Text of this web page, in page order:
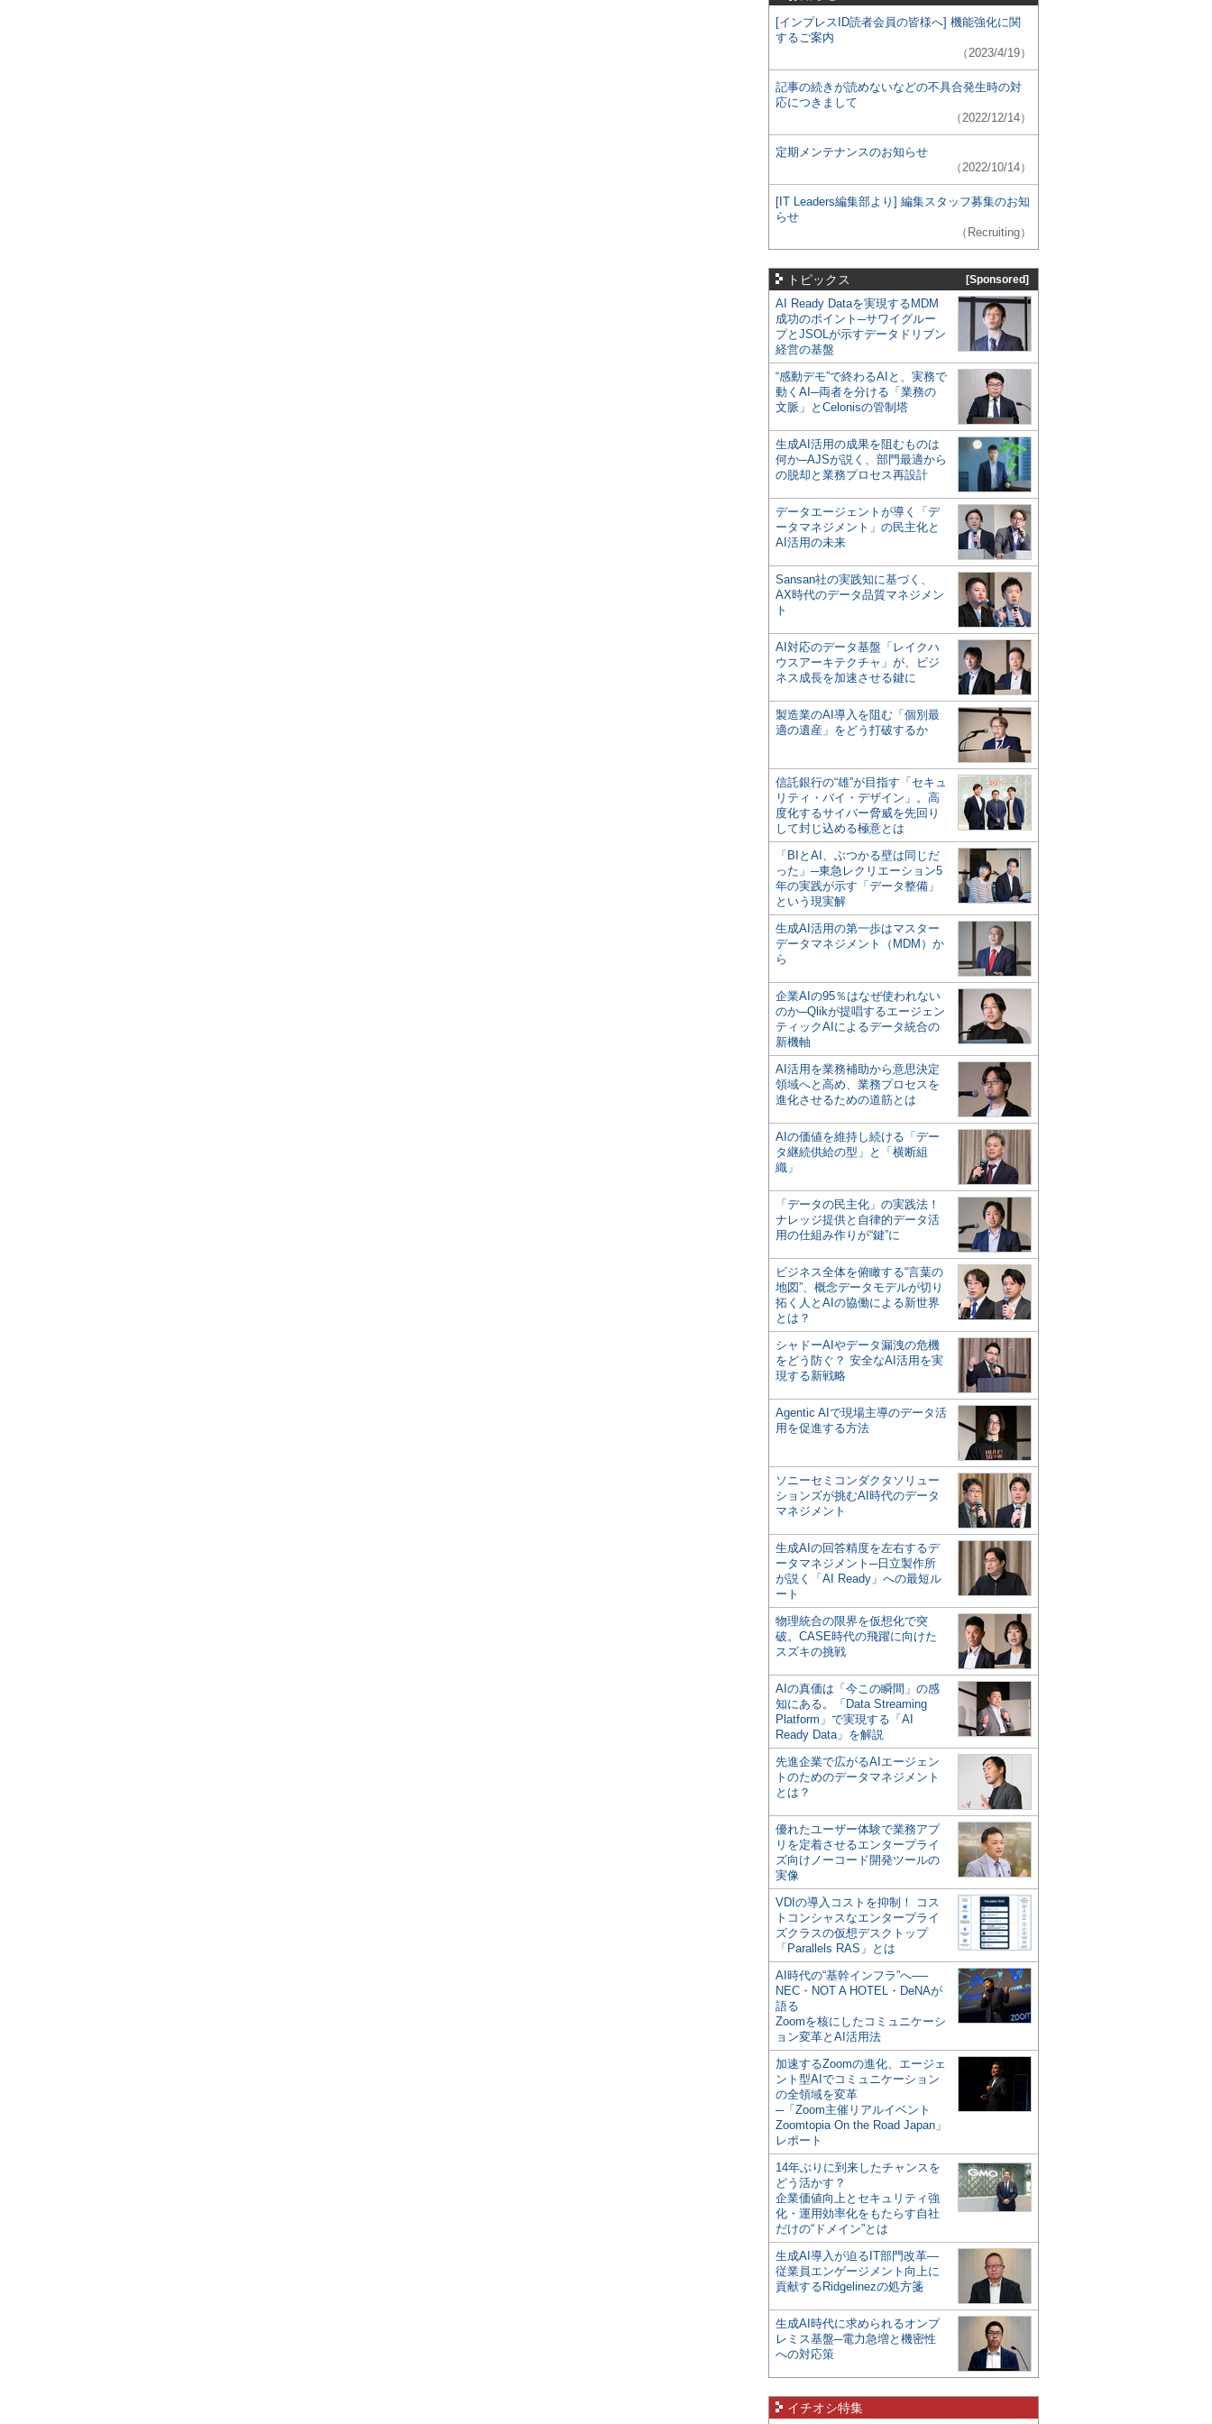
[インプレスID読者会員の皆様へ] 機能強化に関
するご案内
（2023/4/19）
記事の続きが読めないなどの不具合発生時の対
応につきまして
（2022/12/14）
定期メンテナンスのお知らせ
（2022/10/14）
[IT Leaders編集部より] 編集スタッフ募集のお知
らせ
（Recruiting）
トピックス [Sponsored]
AI Ready Dataを実現するMDM
成功のポイント─サワイグルー
プとJSOLが示すデータドリブン
経営の基盤
“感動デモ”で終わるAIと、実務で
動くAI─両者を分ける「業務の
文脈」とCelonisの管制塔
生成AI活用の成果を阻むものは
何か─AJSが説く、部門最適から
の脱却と業務プロセス再設計
データエージェントが導く「デ
ータマネジメント」の民主化と
AI活用の未来
Sansan社の実践知に基づく、
AX時代のデータ品質マネジメン
ト
AI対応のデータ基盤「レイクハ
ウスアーキテクチャ」が、ビジ
ネス成長を加速させる鍵に
製造業のAI導入を阻む「個別最
適の遺産」をどう打破するか
信託銀行の“雄”が目指す「セキュ
リティ・バイ・デザイン」。高
度化するサイバー脅威を先回り
して封じ込める極意とは
「BIとAI、ぶつかる壁は同じだ
った」─東急レクリエーション5
年の実践が示す「データ整備」
という現実解
生成AI活用の第一歩はマスター
データマネジメント（MDM）か
ら
企業AIの95％はなぜ使われない
のか─Qlikが提唱するエージェン
ティックAIによるデータ統合の
新機軸
AI活用を業務補助から意思決定
領域へと高め、業務プロセスを
進化させるための道筋とは
AIの価値を維持し続ける「デー
タ継続供給の型」と「横断組
織」
「データの民主化」の実践法！
ナレッジ提供と自律的データ活
用の仕組み作りが“鍵”に
ビジネス全体を俯瞰する“言葉の
地図”、概念データモデルが切り
拓く人とAIの協働による新世界
とは？
シャドーAIやデータ漏洩の危機
をどう防ぐ？ 安全なAI活用を実
現する新戦略
Agentic AIで現場主導のデータ活
用を促進する方法
ソニーセミコンダクタソリュー
ションズが挑むAI時代のデータ
マネジメント
生成AIの回答精度を左右するデ
ータマネジメント─日立製作所
が説く「AI Ready」への最短ル
ート
物理統合の限界を仮想化で突
破。CASE時代の飛躍に向けた
スズキの挑戦
AIの真価は「今この瞬間」の感
知にある。「Data Streaming
Platform」で実現する「AI
Ready Data」を解説
先進企業で広がるAIエージェン
トのためのデータマネジメント
とは？
優れたユーザー体験で業務アプ
リを定着させるエンタープライ
ズ向けノーコード開発ツールの
実像
VDIの導入コストを抑制！ コス
トコンシャスなエンタープライ
ズクラスの仮想デスクトップ
「Parallels RAS」とは
AI時代の“基幹インフラ”へ──
NEC・NOT A HOTEL・DeNAが
語る
Zoomを核にしたコミュニケーシ
ョン変革とAI活用法
加速するZoomの進化、エージェ
ント型AIでコミュニケーション
の全領域を変革
─「Zoom主催リアルイベント
Zoomtopia On the Road Japan」
レポート
14年ぶりに到来したチャンスを
どう活かす？
企業価値向上とセキュリティ強
化・運用効率化をもたらす自社
だけの“ドメイン”とは
生成AI導入が迫るIT部門改革―
従業員エンゲージメント向上に
貢献するRidgelinezの処方箋
生成AI時代に求められるオンプ
レミス基盤─電力急増と機密性
への対応策
イチオシ特集